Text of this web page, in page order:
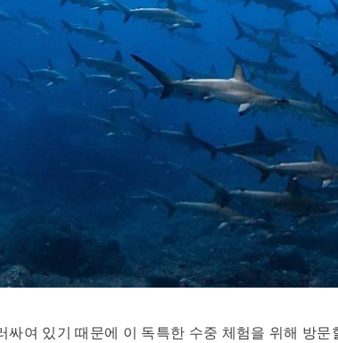
싸여 있기 때문에 이 독특한 수중 체험을 위해 방